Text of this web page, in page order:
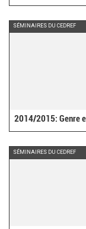
SÉMINAIRES DU CEDREF
2014/2015: Genre
SÉMINAIRES DU CEDREF